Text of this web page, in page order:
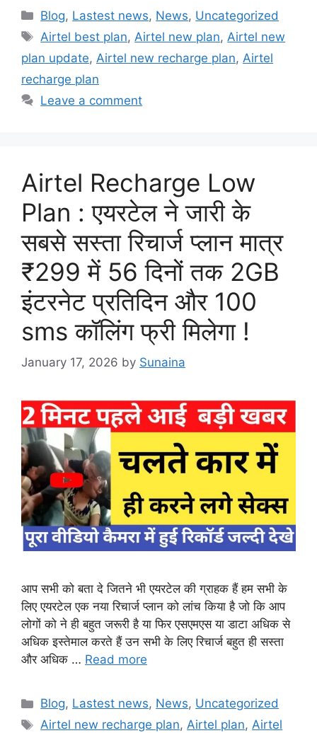
Categories
Blog, Lastest news, News, Uncategorized
Tags
Airtel best plan, Airtel new plan, Airtel new
plan update, Airtel new recharge plan, Airtel
recharge plan
Leave a comment
Airtel Recharge Low
Plan : एयरटेल ने जारी के
सबसे सस्ता रिचार्ज प्लान मात्र
₹299 में 56 दिनों तक 2GB
इंटरनेट प्रतिदिन और 100
sms कॉलिंग फ्री मिलेगा !
January 17, 2026 by Sunaina
आप सभी को बता दे जितने भी एयरटेल की ग्राहक हैं हम सभी के
लिए एयरटेल एक नया रिचार्ज प्लान को लांच किया है जो कि आप
लोगों को ने ही बहुत जरूरी है या फिर एसएमएस या डाटा अधिक से
अधिक इस्तेमाल करते हैं उन सभी के लिए रिचार्ज बहुत ही सस्ता
और अधिक … Read more
Categories
Blog, Lastest news, News, Uncategorized
Tags
Airtel new recharge plan,Airtel plan,Airtel